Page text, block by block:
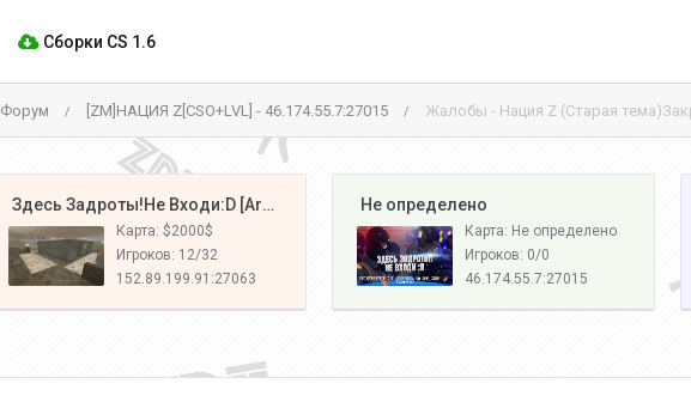
Сборки CS 1.6
Форум / [ZM]НАЦИЯ Z[CSO+LVL] - 46.174.55.7:27015 / Жалобы - Нация Z (Старая
️ Здесь Задроты!Не Входи:D [Army#1]
Карта: $2000$
Игроков: 12/32
152.89.199.91:27063
️ Не определено
Карта: Не определено
Игроков: 0/0
46.174.55.7:27015